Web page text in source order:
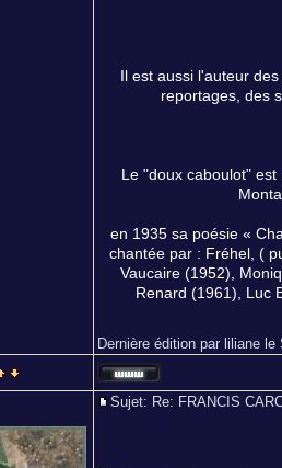
Il est aussi l'auteur
reportages, des
Le "doux caboulot"
en 1935 sa poésie «
chantée par : Fréhel, (
Vaucaire (1952),
Renard (1961), Luc
Dernière édition par liliane
Sujet: Re: FRANCIS